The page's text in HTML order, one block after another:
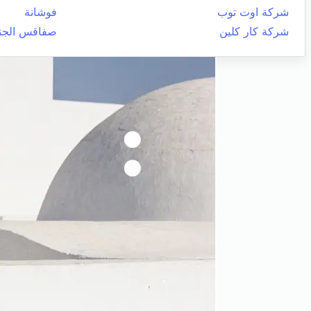
شركة اوت توب
فوشانة
شركة كار كلين
صفاقس